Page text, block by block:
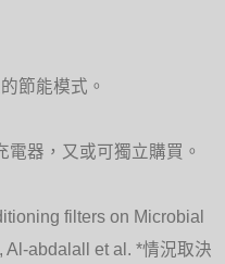
節能模式。
器，又或可獨立購買。
filters on Microbial
Al-abdalall et al. *情況取決